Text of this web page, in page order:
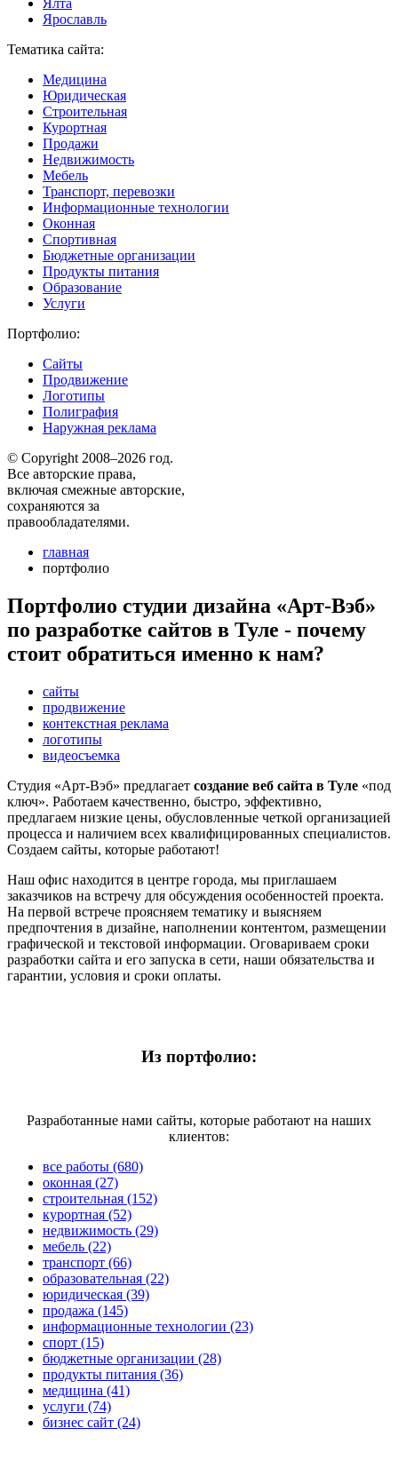
Ялта
Ярославль
Тематика сайта:
Медицина
Юридическая
Строительная
Курортная
Продажи
Недвижимость
Мебель
Транспорт, перевозки
Информационные технологии
Оконная
Спортивная
Бюджетные организации
Продукты питания
Образование
Услуги
Портфолио:
Сайты
Продвижение
Логотипы
Полиграфия
Наружная реклама
© Copyright 2008–2026 год.
Все авторские права,
включая смежные авторские,
сохраняются за
правообладателями.
главная
портфолио
Портфолио студии дизайна «Арт-Вэб»
по разработке сайтов в Туле - почему
стоит обратиться именно к нам?
сайты
продвижение
контекстная реклама
логотипы
видеосъемка
Студия «Арт-Вэб» предлагает создание веб сайта в Туле «под
ключ». Работаем качественно, быстро, эффективно,
предлагаем низкие цены, обусловленные четкой организацией
процесса и наличием всех квалифицированных специалистов.
Создаем сайты, которые работают!
Наш офис находится в центре города, мы приглашаем
заказчиков на встречу для обсуждения особенностей проекта.
На первой встрече проясняем тематику и выясняем
предпочтения в дизайне, наполнении контентом, размещении
графической и текстовой информации. Оговариваем сроки
разработки сайта и его запуска в сети, наши обязательства и
гарантии, условия и сроки оплаты.
Из портфолио:
Разработанные нами сайты, которые работают на наших
клиентов:
все работы (680)
оконная (27)
строительная (152)
курортная (52)
недвижимость (29)
мебель (22)
транспорт (66)
образовательная (22)
юридическая (39)
продажа (145)
информационные технологии (23)
спорт (15)
бюджетные организации (28)
продукты питания (36)
медицина (41)
услуги (74)
бизнес сайт (24)